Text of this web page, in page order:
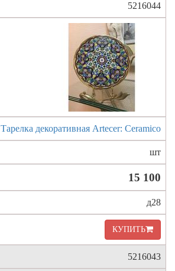
5216044
Тарелка декоративная Artecer: Ceramico
шт
15 100
д28
КУПИТЬ
5216043